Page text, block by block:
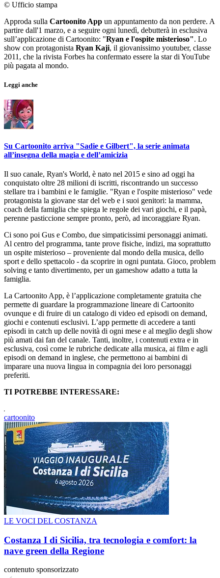
© Ufficio stampa
Approda sulla Cartoonito App un appuntamento da non perdere. A
partire dall'1 marzo, e a seguire ogni lunedì, debutterà in esclusiva
sull’applicazione di Cartoonito: "Ryan e l'ospite misterioso". Lo
show con protagonista Ryan Kaji, il giovanissimo youtuber, classe
2011, che la rivista Forbes ha confermato essere la star di YouTube
più pagata al mondo.
Leggi anche
Su Cartoonito arriva "Sadie e Gilbert", la serie animata
all’insegna della magia e dell’amicizia
Il suo canale, Ryan's World, è nato nel 2015 e sino ad oggi ha
conquistato oltre 28 milioni di iscritti, riscontrando un successo
stellare tra i bambini e le famiglie. "Ryan e l'ospite misterioso" vede
protagonista la giovane star del web e i suoi genitori: la mamma,
coach della famiglia che spiega le regole dei vari giochi, e il papà,
perenne pasticcione sempre pronto, però, ad incoraggiare Ryan.
Ci sono poi Gus e Combo, due simpaticissimi personaggi animati.
Al centro del programma, tante prove fisiche, indizi, ma soprattutto
un ospite misterioso – proveniente dal mondo della musica, dello
sport e dello spettacolo - da scoprire in ogni puntata. Gioco, problem
solving e tanto divertimento, per un gameshow adatto a tutta la
famiglia.
La Cartoonito App, è l’applicazione completamente gratuita che
permette di guardare la programmazione lineare di Cartoonito
ovunque e di fruire di un catalogo di video ed episodi on demand,
giochi e contenuti esclusivi. L’app permette di accedere a tanti
episodi in catch up delle novità di ogni mese e al meglio degli show
più amati dai fan del canale. Tanti, inoltre, i contenuti extra e in
esclusiva, così come le rubriche dedicate alla musica, ai film e agli
episodi on demand in inglese, che permettono ai bambini di
imparare una nuova lingua in compagnia dei loro personaggi
preferiti.
TI POTREBBE INTERESSARE:
cartoonito
LE VOCI DEL COSTANZA
Costanza I di Sicilia, tra tecnologia e comfort: la
nave green della Regione
contenuto sponsorizzato